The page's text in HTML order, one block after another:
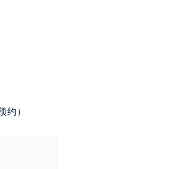
前预约）
提前预约）
芙蓉广场）10层13室（需提前预约）
整层（需提前预约）
约）